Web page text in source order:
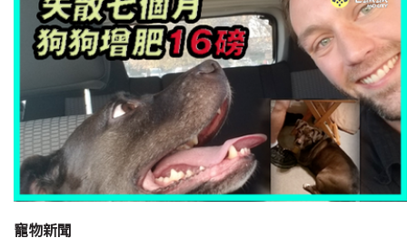
寵物新聞